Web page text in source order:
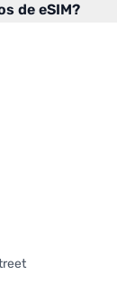
de eSIM?